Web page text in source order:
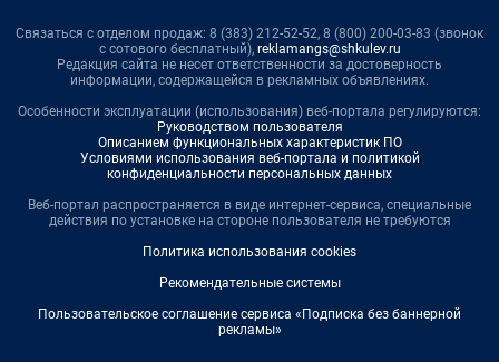
Связаться с отделом продаж: 8 (383) 212-52-52, 8 (800) 200-03-83 (звонок
с сотового бесплатный), reklamangs@shkulev.ru
Редакция сайта не несет ответственности за достоверность
информации, содержащейся в рекламных объявлениях.
Особенности эксплуатации (использования) веб-портала регулируются:
Руководством пользователя
Описанием функциональных характеристик ПО
Условиями использования веб-портала и политикой
конфиденциальности персональных данных
Веб-портал распространяется в виде интернет-сервиса, специальные
действия по установке на стороне пользователя не требуются
Политика использования cookies
Рекомендательные системы
Пользовательское соглашение сервиса «Подписка без баннерной
рекламы»